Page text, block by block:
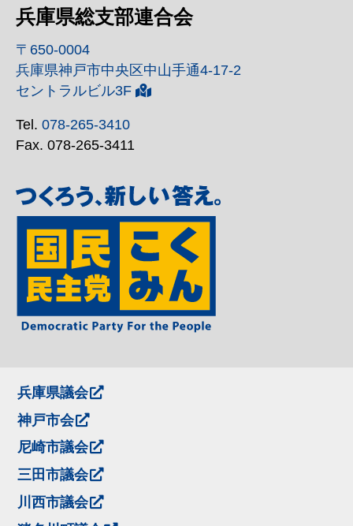
兵庫県総支部連合会
〒650-0004
兵庫県神戸市中央区中山手通4-17-2
セントラルビル3F
Tel. 078-265-3410
Fax. 078-265-3411
兵庫県議会
神戸市会
尼崎市議会
三田市議会
川西市議会